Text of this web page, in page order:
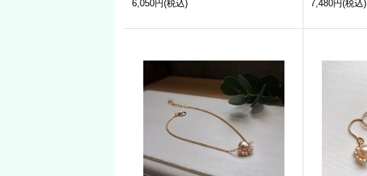
6,050円(税込)
7,480円(税込)